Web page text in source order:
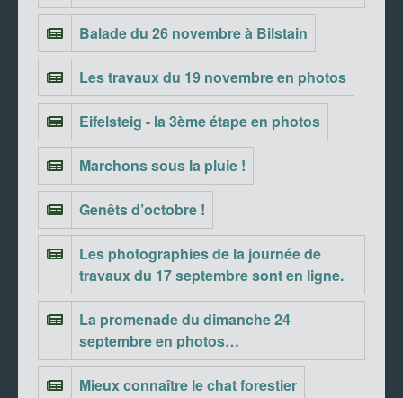
Balade du 26 novembre à Bilstain
Les travaux du 19 novembre en photos
Eifelsteig - la 3ème étape en photos
Marchons sous la pluie !
Genêts d’octobre !
Les photographies de la journée de
travaux du 17 septembre sont en ligne.
La promenade du dimanche 24
septembre en photos…
Mieux connaître le chat forestier